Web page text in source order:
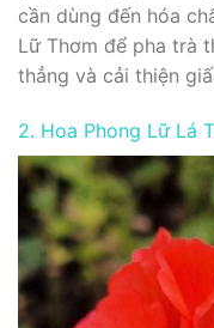
cần dùng đến hóa
Lữ Thơm để pha trà
thẳng và cải thiện
2. Hoa Phong Lữ Lá